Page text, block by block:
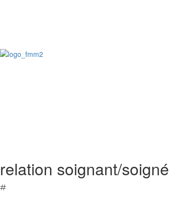
relation soignant/soigné